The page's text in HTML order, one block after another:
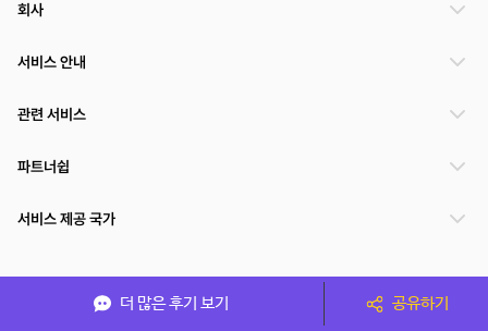
더 많은 후기 보기 공유하기
회사
서비스 안내
관련 서비스
파트너쉽
서비스 제공 국가
(주)NSPACE 사업자정보